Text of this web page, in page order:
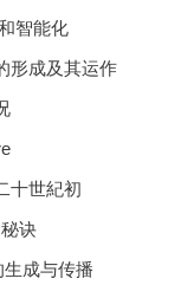
智能化
形成及其运作
十世紀初
诀
成与传播